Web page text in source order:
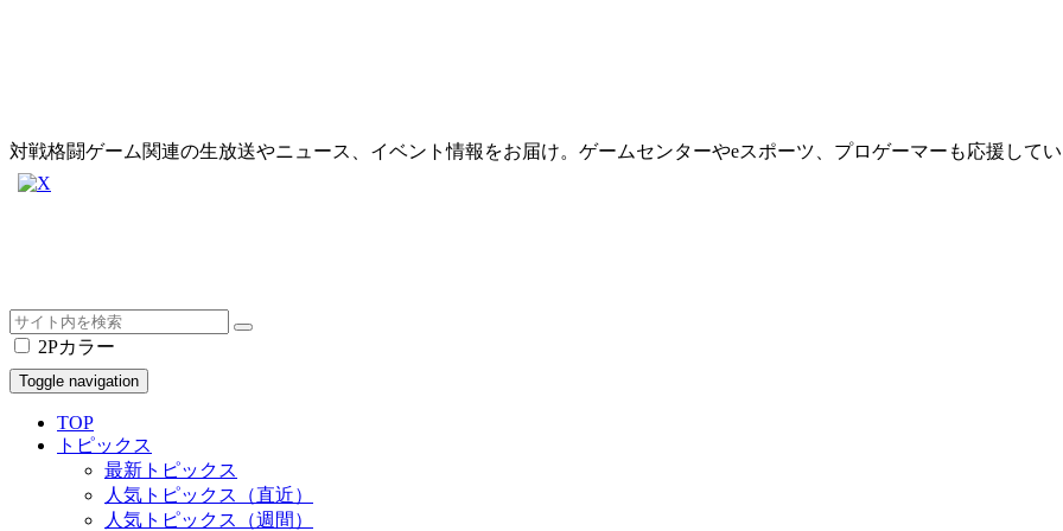
対戦格闘ゲーム関連の生放送やニュース、イベント情報をお届け。ゲームセンターやeスポーツ、プロゲーマーも応援して
2Pカラー
Toggle navigation
TOP
トピックス
最新トピックス
人気トピックス（直近）
人気トピックス（週間）